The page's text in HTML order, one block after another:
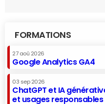
FORMATIONS
27 aoû 2026
Google Analytics GA4
03 sep 2026
ChatGPT et IA
et usages responsables